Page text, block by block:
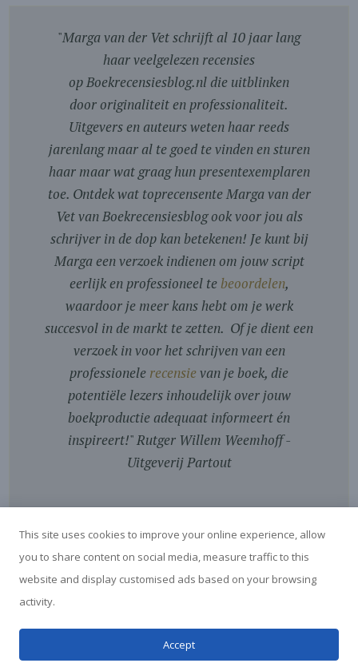
"Marga van der Vet schrijft al 10 jaar lang
haar veelgelezen recensies
op Boekrecensiesblog.nl die uitblinken
door originaliteit en professionaliteit.
Uitgevers en auteurs weten haar reeds
jarenlang maar al te goed te vinden en sturen
haar maar wat graag hun presentexemplaren
toe. Ontdek wat toprecensente Marga van der
Vet van Boekrecensiesblog ook voor jou als
schrijver in de dop kan betekenen! Je kunt bij
Marga een verzoek indienen om jouw script
eerlijk en professioneel te beoordelen,
waardoor je meer kans hebt om je werk
succesvol in de markt te zetten. Of je dient een
verzoek in voor het schrijven van een
professionele recensievan je boek, die
potentiële lezers inhoudelijk over jouw
boekproductie adequaat informeert én
inspireert!"Rutger Willem Weemhoff -
Uitgeverij Partout
© Boekrecensies Blog - door Marga van der Vet - 2026
This site uses cookies to improve your online experience, allow
you to share content on social media, measure traffic to this
website and display customised ads based on your browsing
activity.
Accept